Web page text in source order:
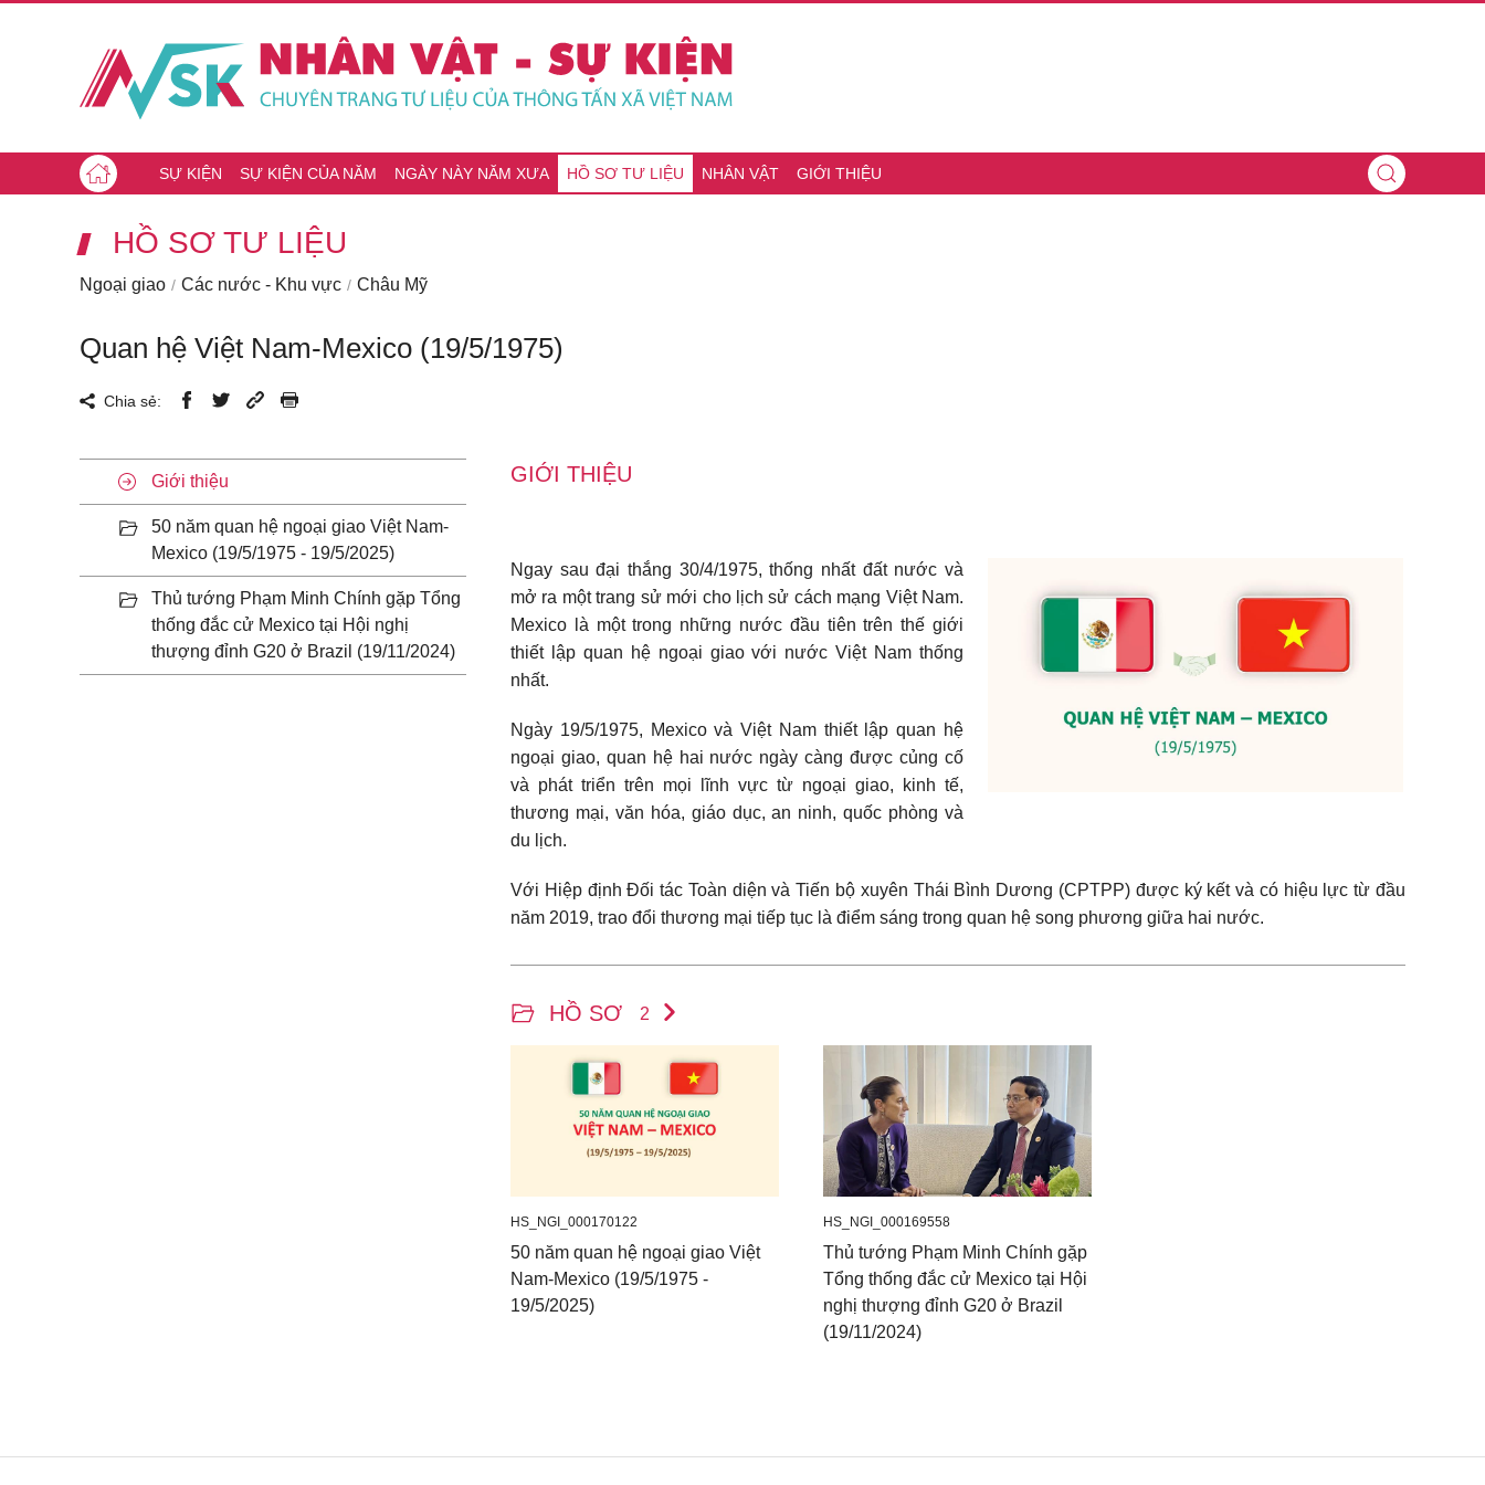
SỰ KIỆN SỰ KIỆN CỦA NĂM NGÀY NÀY NĂM XƯA HỒ SƠ TƯ LIỆU NHÂN VẬT GIỚI THIỆU
HỒ SƠ TƯ LIỆU
Ngoại giao Các nước - Khu vực Châu Mỹ
Quan hệ Việt Nam-Mexico (19/5/1975)
Chia sẻ:
Giới thiệu
50 năm quan hệ ngoại giao Việt Nam-
Mexico (19/5/1975 - 19/5/2025)
Thủ tướng Phạm Minh Chính gặp Tổng
thống đắc cử Mexico tại Hội nghị
thượng đỉnh G20 ở Brazil (19/11/2024)
GIỚI THIỆU
Ngay sau đại thắng 30/4/1975, thống nhất đất nước và
mở ra một trang sử mới cho lịch sử cách mạng Việt Nam.
Mexico là một trong những nước đầu tiên trên thế giới
thiết lập quan hệ ngoại giao với nước Việt Nam thống
nhất.
Ngày 19/5/1975, Mexico và Việt Nam thiết lập quan hệ
ngoại giao, quan hệ hai nước ngày càng được củng cố
và phát triển trên mọi lĩnh vực từ ngoại giao, kinh tế,
thương mại, văn hóa, giáo dục, an ninh, quốc phòng và
du lịch.
Với Hiệp định Đối tác Toàn diện và Tiến bộ xuyên Thái Bình Dương (CPTPP) được ký kết và có hiệu lực từ đầu
năm 2019, trao đổi thương mại tiếp tục là điểm sáng trong quan hệ song phương giữa hai nước.
HỒ SƠ 2
HS_NGI_000170122
50 năm quan hệ ngoại giao Việt
Nam-Mexico (19/5/1975 -
19/5/2025)
HS_NGI_000169558
Thủ tướng Phạm Minh Chính gặp
Tổng thống đắc cử Mexico tại Hội
nghị thượng đỉnh G20 ở Brazil
(19/11/2024)